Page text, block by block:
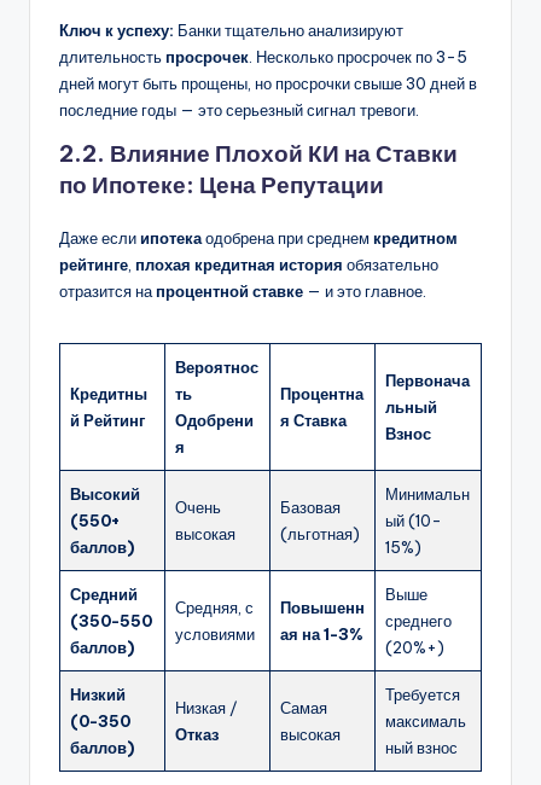
Ключ к успеху: Банки тщательно анализируют
длительностьпросрочек . Несколько просрочек по 3-5
дней могут быть прощены, но просрочки свыше 30 дней в
последние годы — это серьезный сигнал тревоги.
2.2. Влияние Плохой КИ на Ставки
по Ипотеке: Цена Репутации
Даже еслиипотекаодобрена при среднем кредитном
рейтинге плохая кредитная история обязательно
отразится напроцентной ставке — и это главное.
Кредитны
й Рейтинг
Вероятнос
ть
Одобрени
я
Процентна
я Ставка
Первонача
льный
Взнос
Высокий
(550+
баллов)
Очень
высокая
Базовая
(льготная)
Минимальн
ый (10-
15%)
Средний
(350-550
баллов)
Средняя, с
условиями
Повышенн
ая на 1-3%
Выше
среднего
(20%+)
Низкий
(0-350
баллов)
Низкая /
Отказ
Самая
высокая
Требуется
максималь
ный взнос